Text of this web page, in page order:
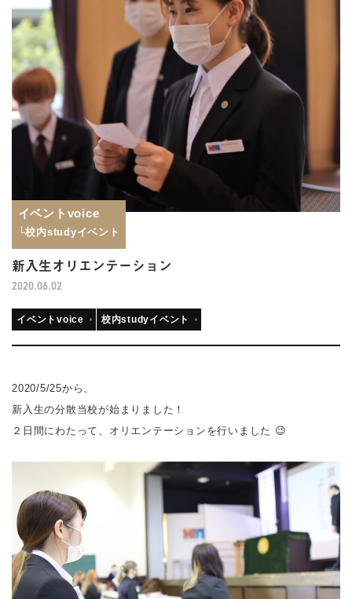
イベントvoice
└校内studyイベント
新入生オリエンテーション
2020.06.02
イベントvoice 校内studyイベント
2020/5/25から、
新入生の分散当校が始まりました！
２日間にわたって、オリエンテーションを行いました 😉